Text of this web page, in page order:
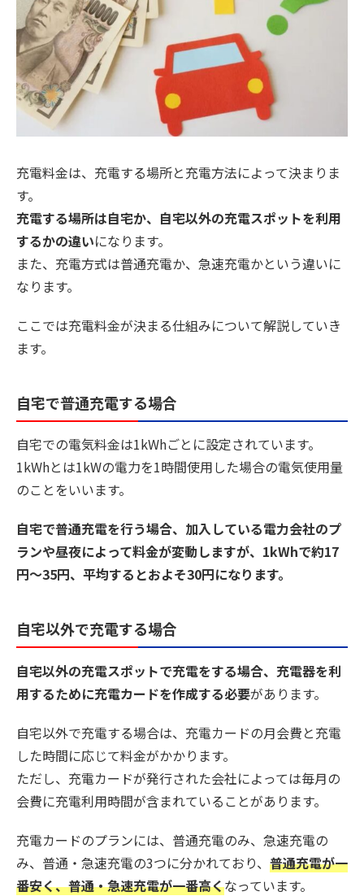
充電料金は、充電する場所と充電方法によって決まりま
す。
充電する場所は自宅か、自宅以外の充電スポットを利用
するかの違いになります。
また、充電方式は普通充電か、急速充電かという違いに
なります。
ここでは充電料金が決まる仕組みについて解説していき
ます。
自宅で普通充電する場合
自宅での電気料金は1kWhごとに設定されています。
1kWhとは1kWの電力を1時間使用した場合の電気使用量
のことをいいます。
自宅で普通充電を行う場合、加入している電力会社のプ
ランや昼夜によって料金が変動しますが、1kWhで約17
円〜35円、平均するとおよそ30円になります。
自宅以外で充電する場合
自宅以外の充電スポットで充電をする場合、充電器を利
用するために充電カードを作成する必要があります。
自宅以外で充電する場合は、充電カードの月会費と充電
した時間に応じて料金がかかります。
ただし、充電カードが発行された会社によっては毎月の
会費に充電利用時間が含まれていることがあります。
充電カードのプランには、普通充電のみ、急速充電の
み、普通・急速充電の3つに分かれており、 普通充電が一
番安く、普通・急速充電が一番高くなっています。